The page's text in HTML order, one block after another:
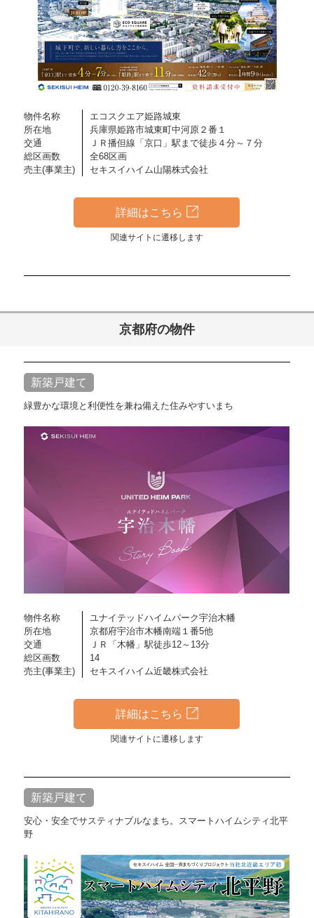
物件名称
エコスクエア姫路城東
所在地
兵庫県姫路市城東町中河原２番１
交通
ＪＲ播但線「京口」駅まで徒歩４分～７分
総区画数
全68区画
売主(事業主)
セキスイハイム山陽株式会社
詳細はこちら
関連サイトに遷移します
京都府の物件
新築戸建て
緑豊かな環境と利便性を兼ね備えた住みやすいまち
物件名称
ユナイテッドハイムパーク宇治木幡
所在地
京都府宇治市木幡南端１番5他
交通
ＪＲ「木幡」駅徒歩12～13分
総区画数
14
売主(事業主)
セキスイハイム近畿株式会社
詳細はこちら
関連サイトに遷移します
新築戸建て
安心・安全でサスティナブルなまち。スマートハイムシティ北平
野